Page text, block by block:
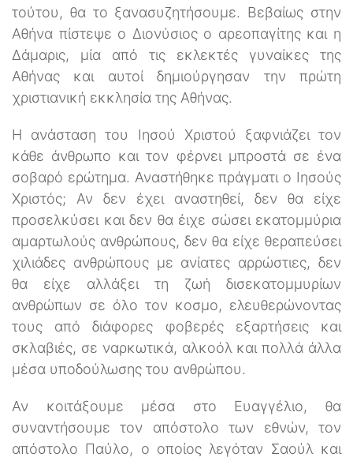
τούτου, θα το ξανασυζητήσουμε. Βεβαίως στην
Αθήνα πίστεψε ο Διονύσιος ο αρεοπαγίτης και η
Δάμαρις, μία από τις εκλεκτές γυναίκες της
Αθήνας και αυτοί δημιούργησαν την πρώτη
χριστιανική εκκλησία της Αθήνας.
Η ανάσταση του Ιησού Χριστού ξαφνιάζει τον
κάθε άνθρωπο και τον φέρνει μπροστά σε ένα
σοβαρό ερώτημα. Αναστήθηκε πράγματι ο Ιησούς
Χριστός; Αν δεν έχει αναστηθεί, δεν θα είχε
προσελκύσει και δεν θα έιχε σώσει εκατομμύρια
αμαρτωλούς ανθρώπους, δεν θα είχε θεραπεύσει
χιλιάδες ανθρώπους με ανίατες αρρώστιες, δεν
θα είχε αλλάξει τη ζωή δισεκατομμυρίων
ανθρώπων σε όλο τον κοσμο, ελευθερώνοντας
τους από διάφορες φοβερές εξαρτήσεις και
σκλαβιές, σε ναρκωτικά, αλκοόλ και πολλά άλλα
μέσα υποδούλωσης του ανθρώπου.
Αν κοιτάξουμε μέσα στο Ευαγγέλιο, θα
συναντήσουμε τον απόστολο των εθνών, τον
απόστολο Παύλο, ο οποίος λεγόταν Σαούλ και